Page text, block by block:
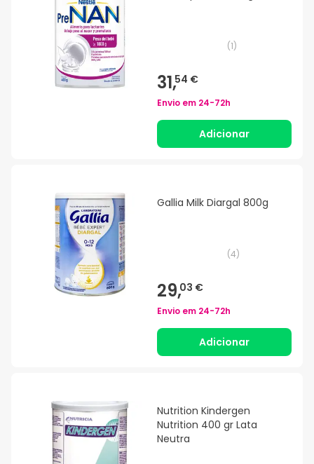
(1)
31,54 €
Envio em 24-72h
Adicionar
Gallia Milk Diargal 800g
(4)
29,03 €
Envio em 24-72h
Adicionar
Nutrition Kindergen
Nutrition 400 gr Lata
Neutra